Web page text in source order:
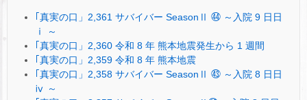
｢真実の口」2,361 サバイバー SeasonⅡ ㊹ ～入院 9 日日
ⅰ ～
｢真実の口」2,360 令和 8 年 熊本地震発生から 1 週間
｢真実の口」2,359 令和 8 年 熊本地震
｢真実の口」2,358 サバイバー SeasonⅡ ㊸ ～入院 8 日日
ⅳ ～